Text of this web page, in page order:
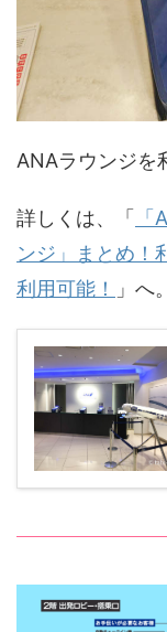
ANAラウンジを
詳しくは、「
ンジ」まとめ！
利用可能！
」へ。